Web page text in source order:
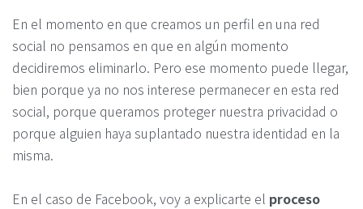
En el momento en que creamos un perfil en una red
social no pensamos en que en algún momento
decidiremos eliminarlo. Pero ese momento puede llegar,
bien porque ya no nos interese permanecer en esta red
social, porque queramos proteger nuestra privacidad o
porque alguien haya suplantado nuestra identidad en la
misma.
En el caso de Facebook, voy a explicarte el proceso